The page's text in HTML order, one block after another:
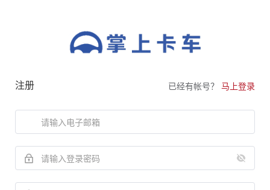
注册 已经有帐号？ 马上登录